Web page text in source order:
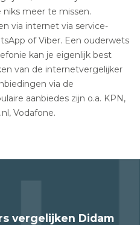
meer te missen.
via internet via service-
of Viber. Een ouderwets
kan je eigenlijk best
van de internetvergelijker
via de
aanbiedes zijn o.a. KPN,
Vodafone.
vergelijken Didam